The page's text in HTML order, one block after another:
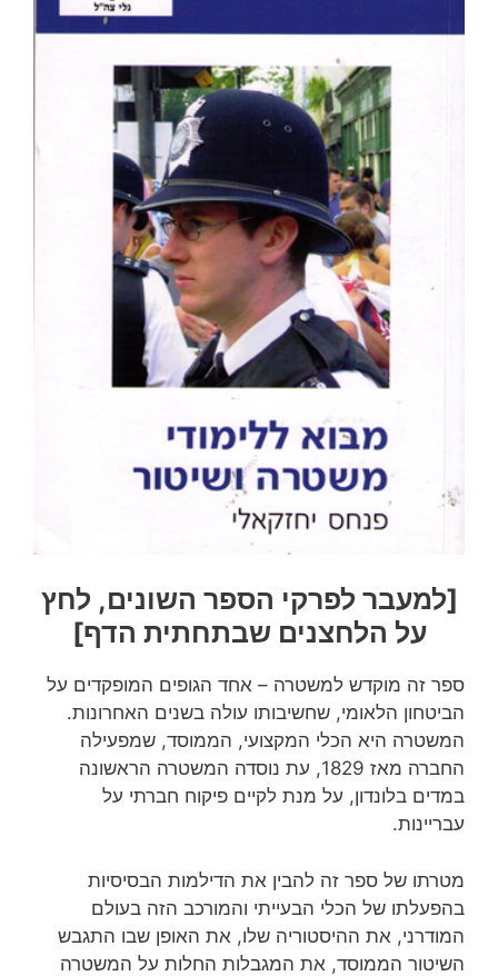
[למעבר לפרקי הספר השונים, לחץ
על הלחצנים שבתחתית הדף]
ספר זה מוקדש למשטרה – אחד הגופים המופקדים על
הביטחון הלאומי, שחשיבותו עולה בשנים האחרונות.
המשטרה היא הכלי המקצועי, הממוסד, שמפעילה
החברה מאז 1829, עת נוסדה המשטרה הראשונה
במדים בלונדון, על מנת לקיים פיקוח חברתי על
עבריינות.
מטרתו של ספר זה להבין את הדילמות הבסיסיות
בהפעלתו של הכלי הבעייתי והמורכב הזה בעולם
המודרני, את ההיסטוריה שלו, את האופן שבו התגבש
השיטור הממוסד, את המגבלות החלות על המשטרה